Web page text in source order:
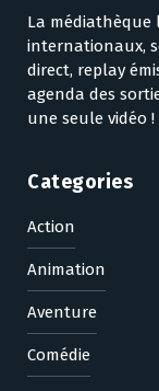
La médiathèque
internationaux,
direct, replay
agenda des
une seule vidéo !
Categories
Action
Animation
Aventure
Comédie